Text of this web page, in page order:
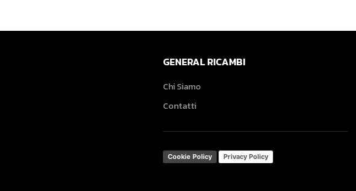
GENERAL RICAMBI
Chi Siamo
Contatti
Cookie Policy Privacy Policy